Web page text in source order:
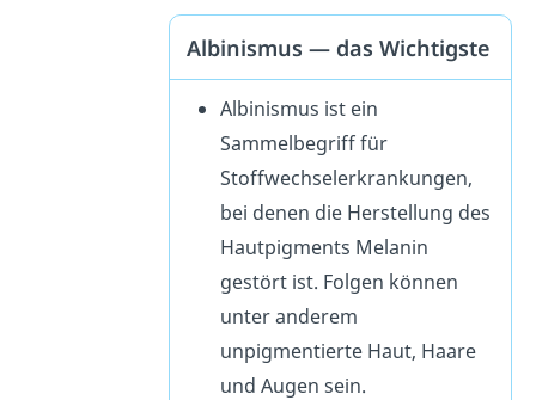
Albinismus — das Wichtigste
Albinismus ist ein
Sammelbegriff für
Stoffwechselerkrankungen,
bei denen die Herstellung des
Hautpigments Melanin
gestört ist. Folgen können
unter anderem
unpigmentierte Haut, Haare
und Augen sein.